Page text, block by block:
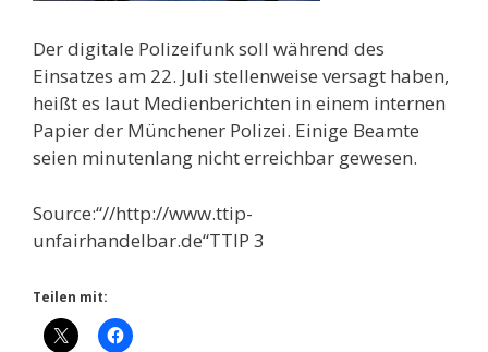
Der digitale Polizeifunk soll während des
Einsatzes am 22. Juli stellenweise versagt haben,
heißt es laut Medienberichten in einem internen
Papier der Münchener Polizei. Einige Beamte
seien minutenlang nicht erreichbar gewesen.
Source:“//http://www.ttip-
unfairhandelbar.de“TTIP 3
Teilen mit: